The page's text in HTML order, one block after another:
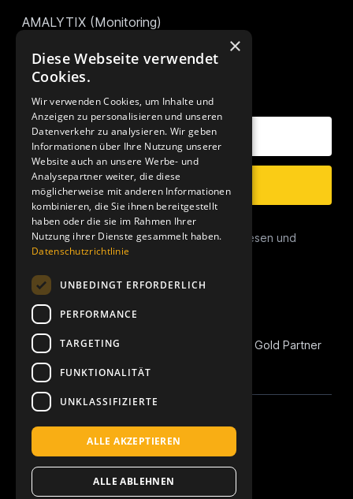
AMALYTIX (Monitoring)
Mikro Tools
UNSER NEWSLETTER
Deine E-Mail Adresse
Anmelden
Datenschutz
Ich habe die Datenschutzerklärung
gelesen und
stimme dieser zu.
REVOIC ist Amazon Marketplace EU Agency Gold Partner
und Amazon Advertising Verified Partner.
InstagramApple Podcast
SpotifyYouTube
Made with ♥ in Köln-Ehrenfeld
×
Diese Webseite verwendet
Cookies.
Wir verwenden Cookies, um Inhalte und
Anzeigen zu personalisieren und unseren
Datenverkehr zu analysieren. Wir geben
Informationen über Ihre Nutzung unserer
Website auch an unsere Werbe- und
Analysepartner weiter, die diese
möglicherweise mit anderen Informationen
kombinieren, die Sie ihnen bereitgestellt
haben oder die sie im Rahmen Ihrer
Nutzung ihrer Dienste gesammelt haben.
Datenschutzrichtlinie
UNBEDINGT ERFORDERLICH
PERFORMANCE
TARGETING
FUNKTIONALITÄT
UNKLASSIFIZIERTE
ALLE AKZEPTIEREN
ALLE ABLEHNEN